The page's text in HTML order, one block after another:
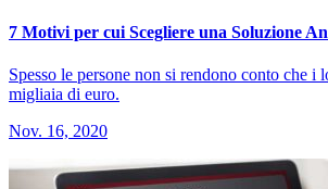
7 Motivi per cui Scegliere una Soluzione
Spesso le persone non si rendono conto che
migliaia di euro.
Nov. 16, 2020